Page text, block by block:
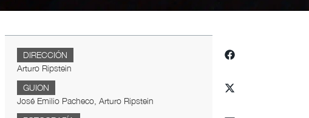
DIRECCIÓN
Arturo Ripstein
GUION
José Emilio Pacheco, Arturo Ripstein